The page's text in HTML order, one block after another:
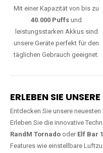
Mit einer Kapazität von bis zu
40.000 Puffs und
leistungsstarken Akkus sind
unsere Geräte perfekt für den
täglichen Gebrauch geeignet.
ERLEBEN SIE
Entdecken Sie unsere
Erleben Sie die innovative
RandM Tornado oder Elf Bar
Features wie einstellbare